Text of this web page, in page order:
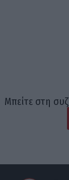
Μπείτε στη